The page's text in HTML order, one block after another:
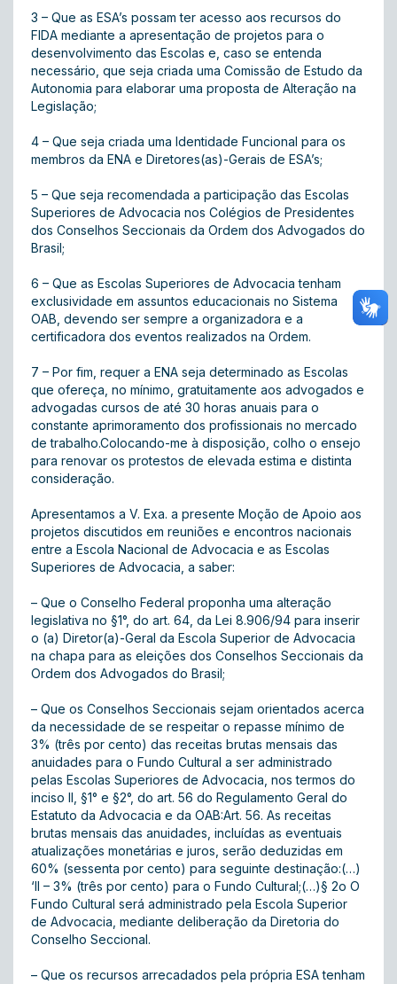
3 – Que as ESA’s possam ter acesso aos recursos do
FIDA mediante a apresentação de projetos para o
desenvolvimento das Escolas e, caso se entenda
necessário, que seja criada uma Comissão de Estudo da
Autonomia para elaborar uma proposta de Alteração na
Legislação;
4 – Que seja criada uma Identidade Funcional para os
membros da ENA e Diretores(as)-Gerais de ESA’s;
5 – Que seja recomendada a participação das Escolas
Superiores de Advocacia nos Colégios de Presidentes
dos Conselhos Seccionais da Ordem dos Advogados do
Brasil;
6 – Que as Escolas Superiores de Advocacia tenham
exclusividade em assuntos educacionais no Sistema
OAB, devendo ser sempre a organizadora e a
certificadora dos eventos realizados na Ordem.
7 – Por fim, requer a ENA seja determinado as Escolas
que ofereça, no mínimo, gratuitamente aos advogados e
advogadas cursos de até 30 horas anuais para o
constante aprimoramento dos profissionais no mercado
de trabalho.Colocando-me à disposição, colho o ensejo
para renovar os protestos de elevada estima e distinta
consideração.
Apresentamos a V. Exa. a presente Moção de Apoio aos
projetos discutidos em reuniões e encontros nacionais
entre a Escola Nacional de Advocacia e as Escolas
Superiores de Advocacia, a saber:
– Que o Conselho Federal proponha uma alteração
legislativa no §1°, do art. 64, da Lei 8.906/94 para inserir
o (a) Diretor(a)-Geral da Escola Superior de Advocacia
na chapa para as eleições dos Conselhos Seccionais da
Ordem dos Advogados do Brasil;
– Que os Conselhos Seccionais sejam orientados acerca
da necessidade de se respeitar o repasse mínimo de
3% (três por cento) das receitas brutas mensais das
anuidades para o Fundo Cultural a ser administrado
pelas Escolas Superiores de Advocacia, nos termos do
inciso II, §1° e §2°, do art. 56 do Regulamento Geral do
Estatuto da Advocacia e da OAB:Art. 56. As receitas
brutas mensais das anuidades, incluídas as eventuais
atualizações monetárias e juros, serão deduzidas em
60% (sessenta por cento) para seguinte destinação:(…)
‘II – 3% (três por cento) para o Fundo Cultural;(…)§ 2o O
Fundo Cultural será administrado pela Escola Superior
de Advocacia, mediante deliberação da Diretoria do
Conselho Seccional.
– Que os recursos arrecadados pela própria ESA tenham